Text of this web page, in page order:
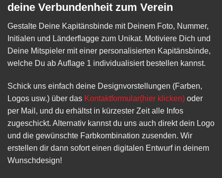
deine Verbundenheit zum Verein
Gestalte Deine Kapitänsbinde mit Deinem Foto, Nummer,
Initialen und Länderflagge zum Unikat. Motiviere Dich und
Deine Mitspieler mit einer personalisierten Kapitänsbinde,
welche Du ab Auflage 1 individualisiert bestellen kannst.
Schick uns einfach deine Designvorstellungen (Farben,
Logos usw.) über das Kontaktformular(hier klicken) oder
per Mail, und du erhältst in kürzester Zeit alle Infos
zugeschickt. Alternativ kannst du uns auch direkt dein Logo
und die gewünschte Farbkombination zusenden. Wir
erstellen dir dann sofort einen digitalen Entwurf in deinem
Wunschdesign!